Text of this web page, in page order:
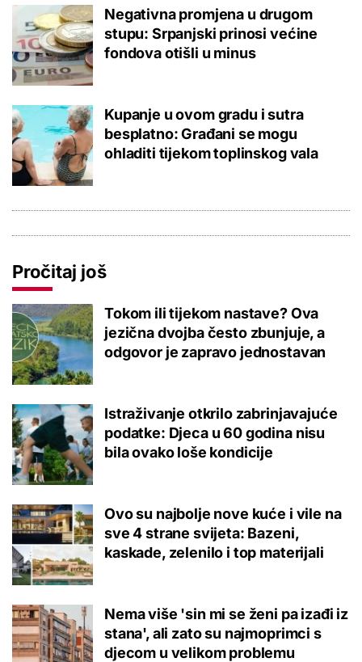
Negativna promjena u drugom
stupu: Srpanjski prinosi većine
fondova otišli u minus
Kupanje u ovom gradu i sutra
besplatno: Građani se mogu
ohladiti tijekom toplinskog vala
Pročitaj još
Tokom ili tijekom nastave? Ova
jezična dvojba često zbunjuje, a
odgovor je zapravo jednostavan
Istraživanje otkrilo zabrinjavajuće
podatke: Djeca u 60 godina nisu
bila ovako loše kondicije
Ovo su najbolje nove kuće i vile na
sve 4 strane svijeta: Bazeni,
kaskade, zelenilo i top materijali
Nema više 'sin mi se ženi pa izađi iz
stana', ali zato su najmoprimci s
djecom u velikom problemu